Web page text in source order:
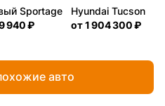
Sportage
940 ₽
Hyundai Tucson
от1 904 300 ₽
авто